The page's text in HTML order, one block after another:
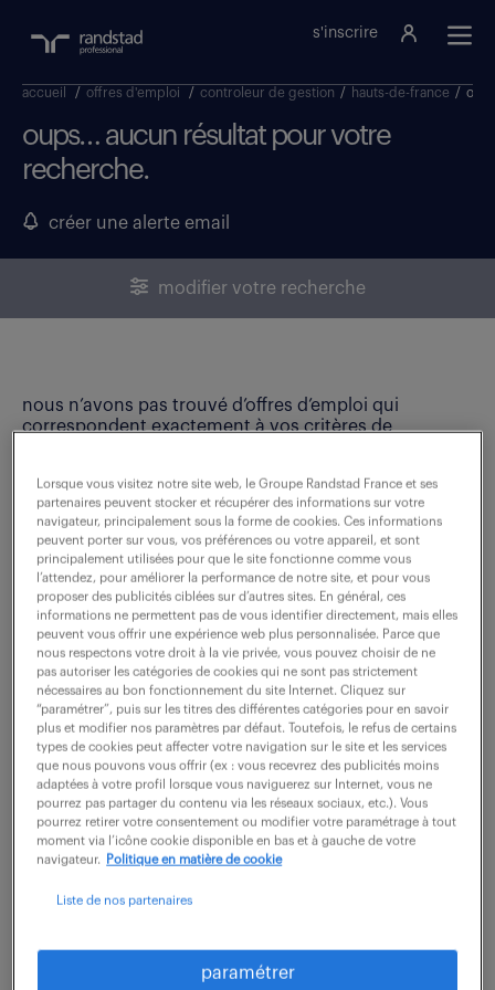
s'inscrire
accueil / offres d'emploi / controleur de gestion / hauts-de-france / oise
oups… aucun résultat pour votre
recherche.
créer une alerte email
modifier votre recherche
nous n’avons pas trouvé d’offres d’emploi qui
correspondent exactement à vos critères de
ne ratez aucune
opportunité.
recevez chaque semaine par mail les offres qui
correspondent à votre dernière recherche.
créer une alerte
partagez-nous
Lorsque vous visitez notre site web, le Groupe Randstad France et ses
partenaires peuvent stocker et récupérer des informations sur votre
navigateur, principalement sous la forme de cookies. Ces informations
peuvent porter sur vous, vos préférences ou votre appareil, et sont
principalement utilisées pour que le site fonctionne comme vous
l’attendez, pour améliorer la performance de notre site, et pour vous
proposer des publicités ciblées sur d’autres sites. En général, ces
informations ne permettent pas de vous identifier directement, mais elles
peuvent vous offrir une expérience web plus personnalisée. Parce que
nous respectons votre droit à la vie privée, vous pouvez choisir de ne
pas autoriser les catégories de cookies qui ne sont pas strictement
nécessaires au bon fonctionnement du site Internet. Cliquez sur
“paramétrer”, puis sur les titres des différentes catégories pour en savoir
plus et modifier nos paramètres par défaut. Toutefois, le refus de certains
types de cookies peut affecter votre navigation sur le site et les services
que nous pouvons vous offrir (ex : vous recevrez des publicités moins
adaptées à votre profil lorsque vous naviguerez sur Internet, vous ne
pourrez pas partager du contenu via les réseaux sociaux, etc.). Vous
pourrez retirer votre consentement ou modifier votre paramétrage à tout
moment via l’icône cookie disponible en bas et à gauche de votre
navigateur.
Politique en matière de cookie
Liste de nos partenaires
paramétrer